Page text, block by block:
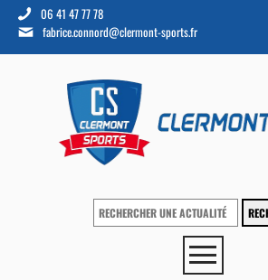
06 41 47 77 78
fabrice.connord@clermont-sports.fr